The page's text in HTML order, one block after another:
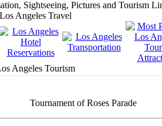
Tournament of Roses Parade